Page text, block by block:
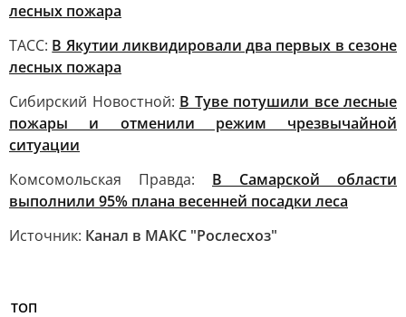
лесных пожара
ТАСС: В Якутии ликвидировали два первых в сезоне
лесных пожара
Сибирский Новостной: В Туве потушили все лесные
пожары и отменили режим чрезвычайной
ситуации
Комсомольская Правда: В Самарской области
выполнили 95% плана весенней посадки леса
Источник: Канал в МАКС "Рослесхоз"
ТОП